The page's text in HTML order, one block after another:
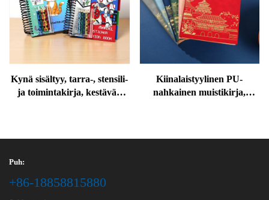
löysälehtinen
vaakasuuntainen päiväkirja,
oppilaan ja koulun tarpeisiin,
tukku-, paperituote
Kynä sisältyy, tarra-, stensili-
ja toimintakirja, kestävää
Kiinalaistyylinen PU-
nahkainen muistikirja,
Puh:
+86-18858815880